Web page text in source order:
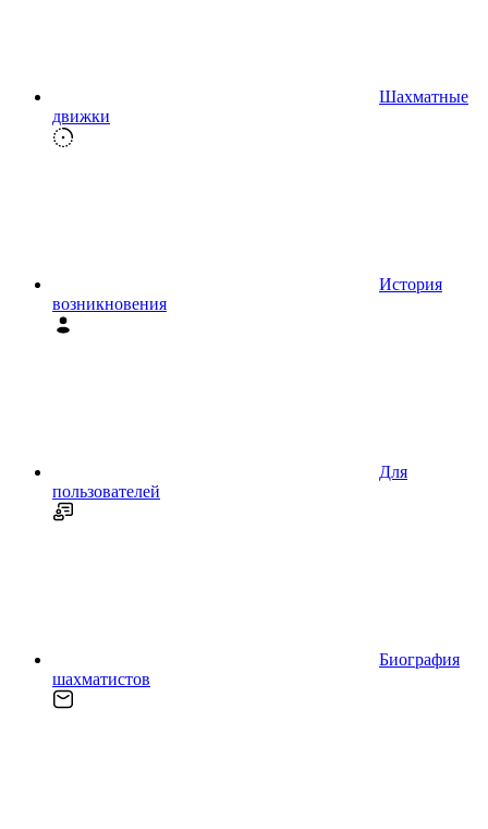
Шахматные
движки
История
возникновения
Для
пользователей
Биография
шахматистов